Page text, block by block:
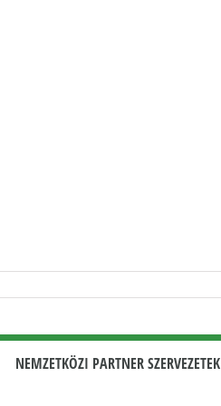
NEMZETKÖZI PARTNER SZERVEZETEK